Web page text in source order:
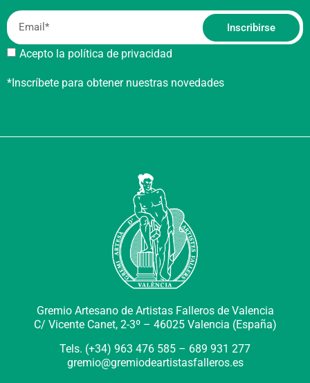
Acepto la política de privacidad
Inscribirse
*Inscríbete para obtener nuestras novedades
Gremio Artesano de Artistas Falleros de Valencia
C/ Vicente Canet, 2-3º – 46025 Valencia (España)
Tels. (+34) 963 476 585 – 689 931 277
gremio@gremiodeartistasfalleros.es